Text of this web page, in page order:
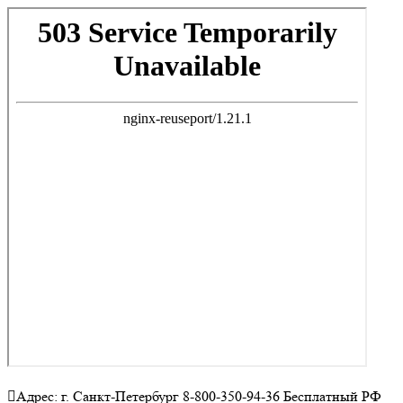
Адрес: г. Санкт-Петербург 8-800-350-94-36 Бесплатный РФ